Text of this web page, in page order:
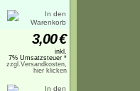
3,00€
inkl.
7% Umsatzsteuer *
zzgl.Versandkosten,
hier klicken